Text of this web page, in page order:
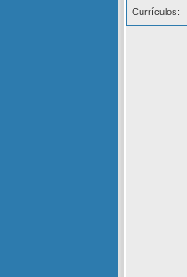
Currículos: